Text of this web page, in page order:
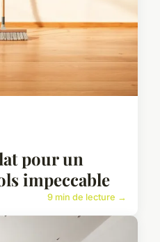
pour un
impeccable
9 min de lecture →